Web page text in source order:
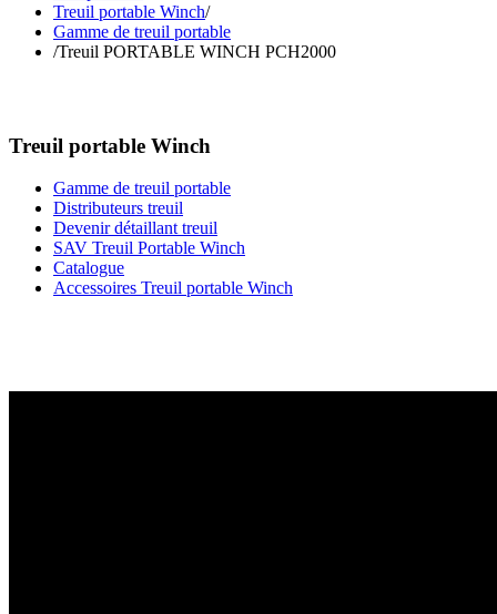
Treuil portable Winch/
Gamme de treuil portable
/Treuil PORTABLE WINCH PCH2000
Treuil portable Winch
Gamme de treuil portable
Distributeurs treuil
Devenir détaillant treuil
SAV Treuil Portable Winch
Catalogue
Accessoires Treuil portable Winch